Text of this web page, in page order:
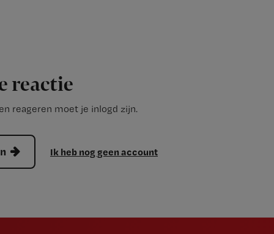
reactie
reageren moet je inlogd zijn.
Ik heb nog geen account